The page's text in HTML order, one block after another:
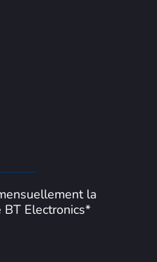
la
BT Electronics*